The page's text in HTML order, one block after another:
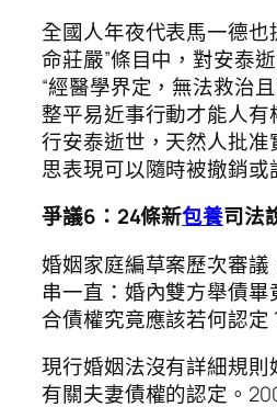
全國人年夜代表馬一德也
命莊嚴”條目中，對安泰
“經醫學界定，無法救治
整平易近事行動才能人
行安泰逝世，天然人批
思表現可以隨時被撤銷或
爭議6：24條新包養司法
婚姻家庭編草案歷次審
串一直：婚內雙方舉債
合債權究竟應該若何認定
現行婚姻法沒有詳細規
有關夫妻債權的認定。